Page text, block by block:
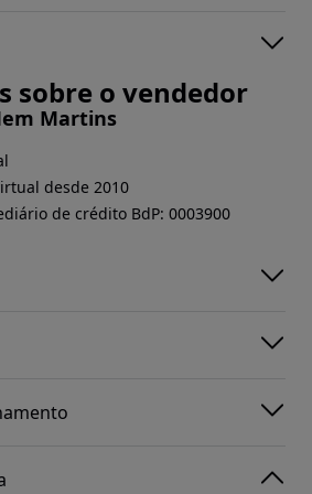
sobre o vendedor
Martins
desde 2010
de crédito BdP: 0003900